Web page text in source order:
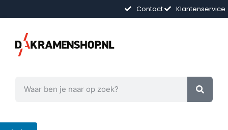
Contact Klantenservice